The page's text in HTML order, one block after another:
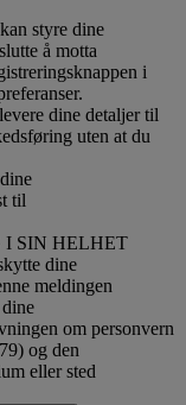
styre dine
å motta
i
dine detaljer til
uten at du
til
I SIN HELHET
dine
meldingen
om personvern
og den
eller sted